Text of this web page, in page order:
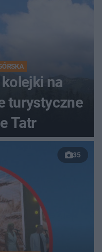
na
turystyczne
Tatr
35